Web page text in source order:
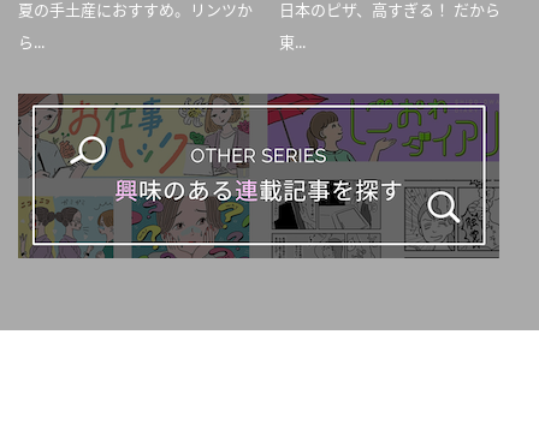
夏の手土産におすすめ。リンツか
ら...
日本のピザ、高すぎる！ だから
東...